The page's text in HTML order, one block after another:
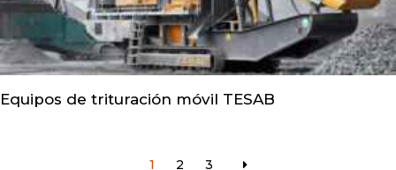
Equipos de trituración móvil TESAB
1 2 3